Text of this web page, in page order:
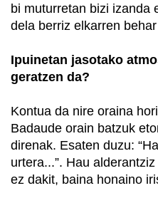
bi muturretan bizi izanda
dela berriz elkarren
Ipuinetan jasotako
geratzen da?
Kontua da nire oraina
Badaude orain batzuk
direnak. Esaten duzu:
urtera...”. Hau
ez dakit, baina honaino